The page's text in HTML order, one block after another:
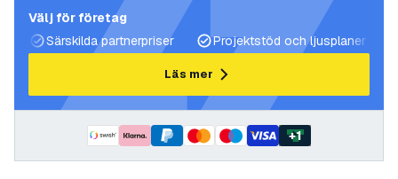
Välj för företag
Särskilda partnerpriser
Projektstöd och ljusplaner
Läs mer
+1